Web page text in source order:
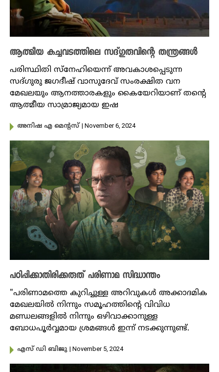
ആത്മീയ കച്ചവടത്തിലെ സദ്​ഗുരുവിന്റെ തന്ത്രങ്ങൾ
പരിസ്ഥിതി സ്നേഹിയെന്ന് അവകാശപ്പെടുന്ന
സദ്ഗുരു ജഗദീഷ് വാസുദേവ് സംരക്ഷിത വന
മേഖലയും ആനത്താരകളും കൈയേറിയാണ് തൻ്റെ
ആത്മീയ സാമ്രാജ്യമായ ഇഷ
അനിഷ എ മെന്റസ് | November 6, 2024
പഠിപ്പിക്കാതിരിക്കരുത് പരിണാമ സിദ്ധാന്തം
"പരിണാമത്തെ കുറിച്ചുള്ള അറിവുകൾ അക്കാദമിക
മേഖലയിൽ നിന്നും സമൂഹത്തിൻ്റെ വിവിധ
മണ്ഡലങ്ങളിൽ നിന്നും ഒഴിവാക്കാനുള്ള
ബോധപൂർവ്വമായ ശ്രമങ്ങൾ ഇന്ന് നടക്കുന്നുണ്ട്.
എസ് ഡി ബിജു | November 5, 2024